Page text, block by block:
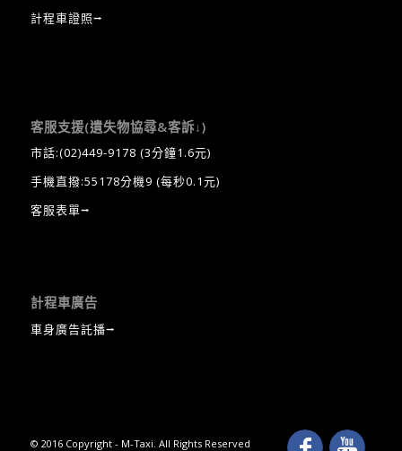
計程車證照⭢
客服支援(遺失物協尋&客訴↓)
市話:(02)449-9178 (3分鐘1.6元)
手機直撥:55178分機9 (每秒0.1元)
客服表單⭢
計程車廣告
車身廣告託播⭢
© 2016 Copyright - M-Taxi. All Rights Reserved